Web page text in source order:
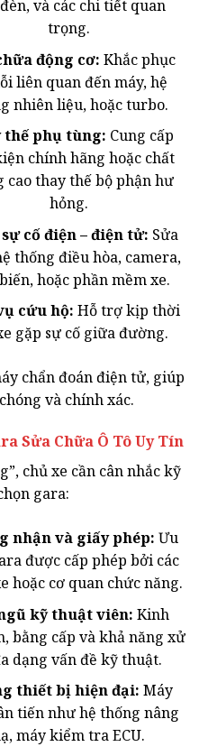
và các chi tiết quan
trọng.
động cơ: Khắc phục
liên quan đến máy, hệ
nhiên liệu, hoặc turbo.
thế phụ tùng: Cung cấp
chính hãng hoặc chất
cao thay thế bộ phận hư
hỏng.
cố điện – điện tử: Sửa
thống điều hòa, camera,
hoặc phần mềm xe.
cứu hộ: Hỗ trợ kịp thời
gặp sự cố giữa đường.
chẩn đoán điện tử, giúp
và chính xác.
Sửa Chữa Ô Tô Uy Tín
chủ xe cần cân nhắc kỹ
gara:
nhận và giấy phép: Ưu
được cấp phép bởi các
hoặc cơ quan chức năng.
kỹ thuật viên: Kinh
bằng cấp và khả năng xử
dạng vấn đề kỹ thuật.
thiết bị hiện đại: Máy
tiến như hệ thống nâng
máy kiểm tra ECU.